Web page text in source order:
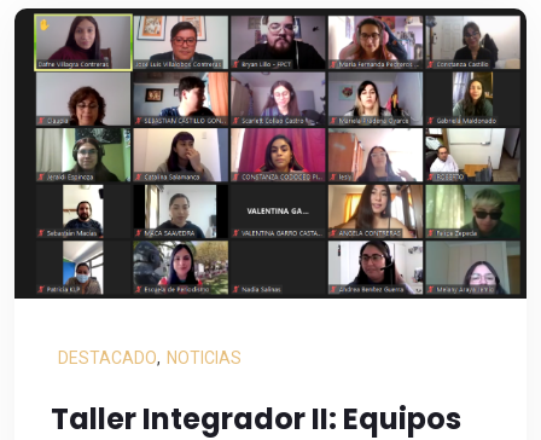
DESTACADO, NOTICIAS
Taller Integrador II: Equipos